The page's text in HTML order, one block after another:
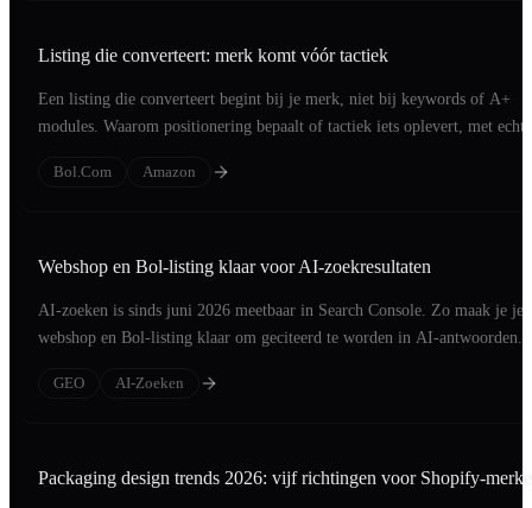
Listing die converteert: merk komt vóór tactiek
Een listing die converteert begint bij je merk, niet bij keywords of A+
modules. Waarom positionering bepaalt of tactiek iets oplevert, met echte
Bol.com
Amazon
Webshop en Bol-listing klaar voor AI-zoekresultaten
AI-zoeken is sinds juni 2026 meetbaar in Search Console. Zo maak je je
webshop en Bol-listing klaar om geciteerd te worden in AI-antwoorden.
GEO AI-Zoeken
Packaging design trends 2026: vijf richtingen voor Shopify-